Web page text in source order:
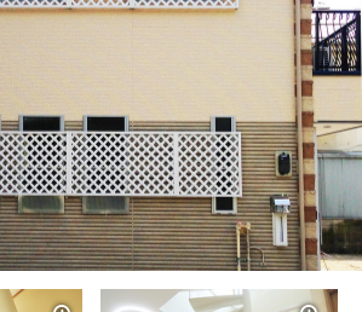
写真を拡大する